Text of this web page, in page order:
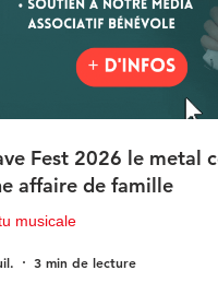
Fest 2026 le metal
affaire de famille
musicale
3 min de lecture